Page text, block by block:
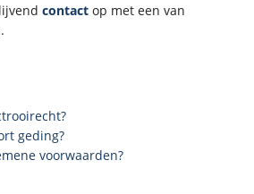
contact op met een van
geding?
voorwaarden?